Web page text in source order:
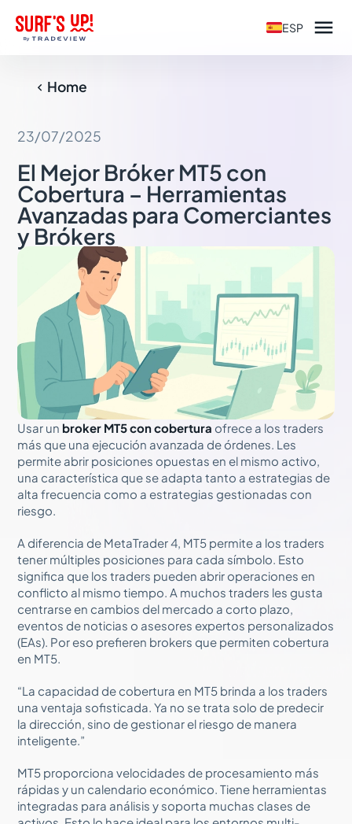
ESP 
 Home
23/07/2025
El Mejor Bróker MT5 con
Cobertura – Herramientas
Avanzadas para Comerciantes
y Brókers
Usar un broker MT5 con cobertura ofrece a los traders
más que una ejecución avanzada de órdenes. Les
permite abrir posiciones opuestas en el mismo activo,
una característica que se adapta tanto a estrategias de
alta frecuencia como a estrategias gestionadas con
riesgo.
A diferencia de MetaTrader 4, MT5 permite a los traders
tener múltiples posiciones para cada símbolo. Esto
significa que los traders pueden abrir operaciones en
conflicto al mismo tiempo. A muchos traders les gusta
centrarse en cambios del mercado a corto plazo,
eventos de noticias o asesores expertos personalizados
(EAs). Por eso prefieren brokers que permiten cobertura
en MT5.
“La capacidad de cobertura en MT5 brinda a los traders
una ventaja sofisticada. Ya no se trata solo de predecir
la dirección, sino de gestionar el riesgo de manera
inteligente.”
MT5 proporciona velocidades de procesamiento más
rápidas y un calendario económico. Tiene herramientas
integradas para análisis y soporta muchas clases de